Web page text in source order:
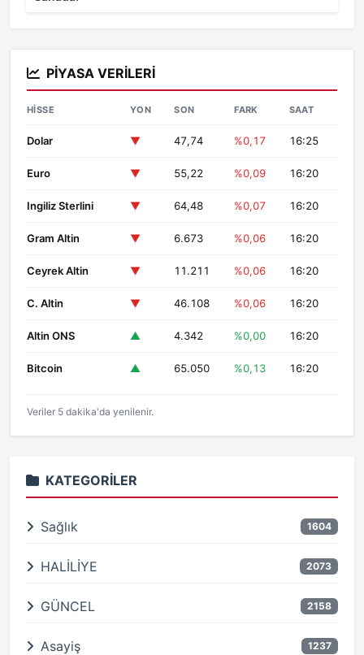
PIYASA VERILERI
HISSE YON SON FARK SAAT
Dolar ▼ 47,74 %0,17 16:25
Euro ▼ 55,22 %0,09 16:20
Ingiliz Sterlini ▼ 64,48 %0,07 16:20
Gram Altin ▼ 6.673 %0,06 16:20
Ceyrek Altin ▼ 11.211 %0,06 16:20
C. Altin ▼ 46.108 %0,06 16:20
Altin ONS ▲ 4.342 %0,00 16:20
Bitcoin ▲ 65.050 %0,13 16:20
Veriler 5 dakika'da yenilenir.
KATEGORILER
Sağlık 1604
HALİLİYE 2073
GÜNCEL 2158
Asayiş 1237